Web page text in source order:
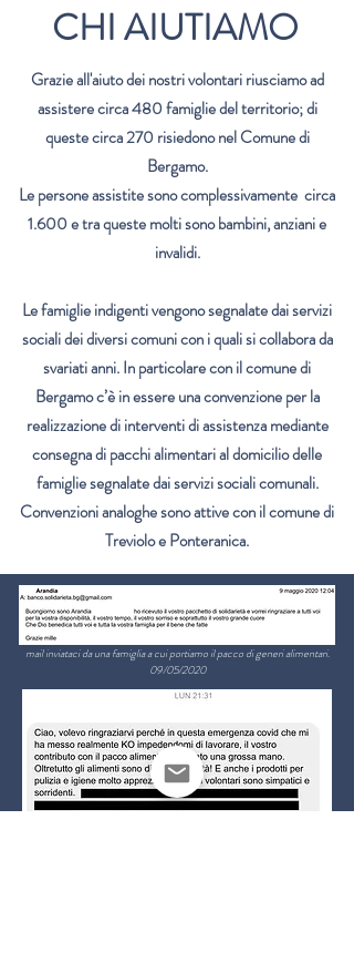
CHI AIUTIAMO
Grazie all'aiuto dei nostri volontari riusciamo ad
assistere circa 480 famiglie del territorio; di
queste circa 270 risiedono nel Comune di
Bergamo.
Le persone assistite sono complessivamente circa
1.600 e tra queste molti sono bambini, anziani e
invalidi.
Le famiglie indigenti vengono segnalate dai servizi
sociali dei diversi comuni con i quali si collabora da
svariati anni. In particolare con il comune di
Bergamo c’è in essere una convenzione per la
realizzazione di interventi di assistenza mediante
consegna di pacchi alimentari al domicilio delle
famiglie segnalate dai servizi sociali comunali.
Convenzioni analoghe sono attive con il comune di
Treviolo e Ponteranica.
mail inviataci da una famiglia a cui portiamo il pacco di generi alimentari.
09/05/2020